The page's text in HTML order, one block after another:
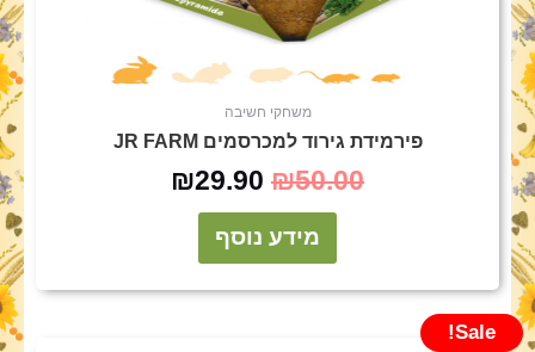
משחקי חשיבה
פירמידת גירוד למכרסמים JR FARM
₪50.00
₪29.90
מידע נוסף
Sale!